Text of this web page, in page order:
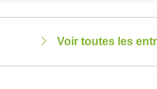
Voir toutes les